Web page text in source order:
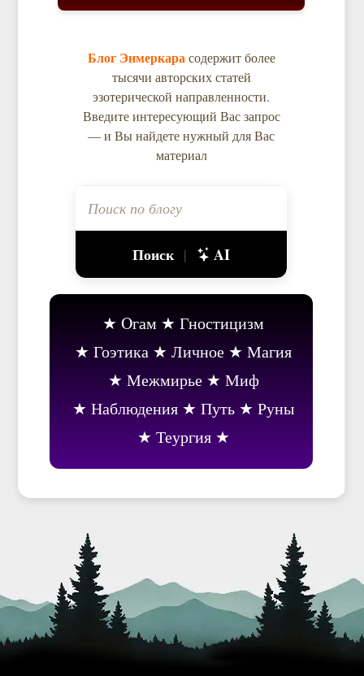
Блог Энмеркара содержит более
тысячи авторских статей
эзотерической направленности.
Введите интересующий Вас запрос
— и Вы найдете нужный для Вас
материал
Поиск | AI
Oгам
Гностицизм
Гоэтика
Личное
Магия
Межмирье
Миф
Наблюдения
Путь
Руны
Теургия